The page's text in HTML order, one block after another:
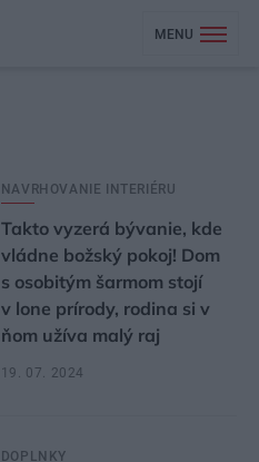
MENU
NAVRHOVANIE INTERIÉRU
Takto vyzerá bývanie, kde
vládne božský pokoj! Dom
s osobitým šarmom stojí
v lone prírody, rodina si v
ňom užíva malý raj
19. 07. 2024
DOPLNKY